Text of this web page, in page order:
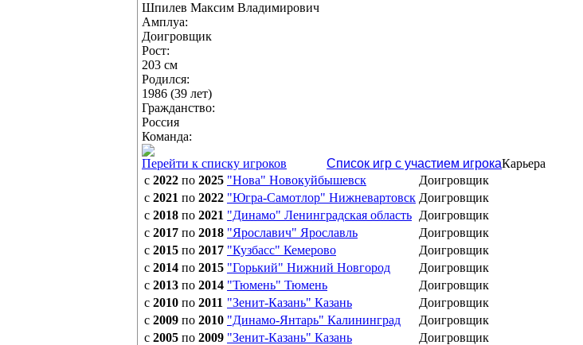
Шпилев Максим Владимирович
Амплуа:
Доигровщик
Рост:
203 см
Родился:
1986 (39 лет)
Гражданство:
Россия
Команда:
Перейти к списку игроков
Список игр с участием игрокаКарьера
с 2022 по 2025 "Нова" Новокуйбышевск
Доигровщик
с 2021 по 2022 "Югра-Самотлор" Нижневартовск Доигровщик
с 2018 по 2021 "Динамо" Ленинградская область Доигровщик
с 2017 по 2018 "Ярославич" Ярославль
Доигровщик
с 2015 по 2017 "Кузбасс" Кемерово
Доигровщик
с 2014 по 2015 "Горький" Нижний Новгород
Доигровщик
с 2013 по 2014 "Тюмень" Тюмень
Доигровщик
с 2010 по 2011 "Зенит-Казань" Казань
Доигровщик
с 2009 по 2010 "Динамо-Янтарь" Калининград
Доигровщик
с 2005 по 2009 "Зенит-Казань" Казань
Доигровщик